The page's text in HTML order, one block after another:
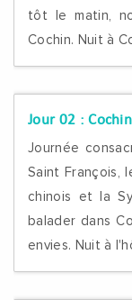
tôt le matin,
Cochin. Nuit à
Jour 02 : Cochin
Journée
Saint François,
chinois et la
balader dans
envies. Nuit à